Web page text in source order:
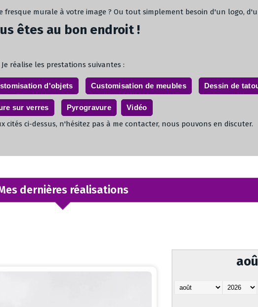
murale à votre image ? Ou tout simplement besoin d'un logo,
êtes au bon endroit !
Je réalise les prestations suivantes :
d'objets Customisation de meubles Dessin de
sur verres Pyrogravure Vidéo
cités ci-dessus, n'hésitez pas à me contacter, nous pouvons en discuter.
dernières réalisations